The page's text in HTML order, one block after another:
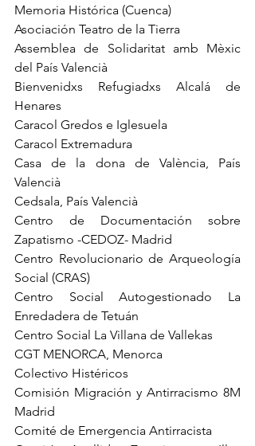
Memoria Histórica (Cuenca)
Asociación Teatro de la Tierra
Assemblea de Solidaritat amb Mèxic
del País Valencià
Bienvenidxs Refugiadxs Alcalá de
Henares
Caracol Gredos e Iglesuela
Caracol Extremadura
Casa de la dona de València, País
Valencià
Cedsala, País Valencià
Centro de Documentación sobre
Zapatismo -CEDOZ- Madrid
Centro Revolucionario de Arqueología
Social (CRAS)
Centro Social Autogestionado La
Enredadera de Tetuán
Centro Social La Villana de Vallekas
CGT MENORCA, Menorca
Colectivo Histéricos
Comisión Migración y Antirracismo 8M
Madrid
Comité de Emergencia Antirracista